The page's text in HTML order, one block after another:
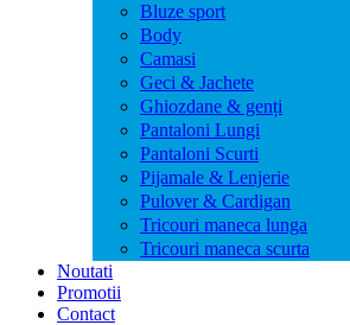
Bluze sport
Body
Camasi
Geci & Jachete
Ghiozdane & genți
Pantaloni Lungi
Pantaloni Scurti
Pijamale & Lenjerie
Pulover & Cardigan
Tricouri maneca lunga
Tricouri maneca scurta
Noutati
Promotii
Contact